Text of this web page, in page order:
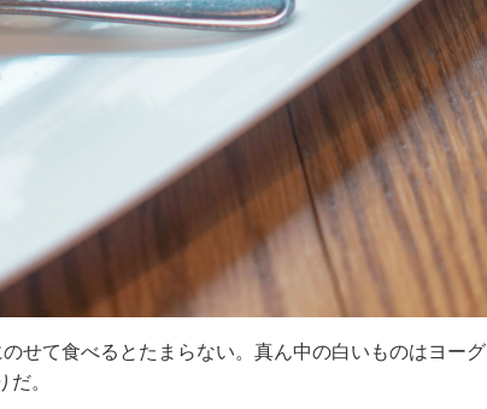
せて食べるとたまらない。真ん中の白いものはヨーグ
。